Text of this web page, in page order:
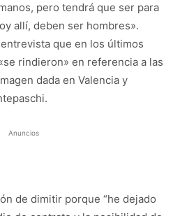
pero tendrá que ser para
allí, deben ser hombres».
que en los últimos
rindieron» en referencia a las
dada en Valencia y
Anuncios
de dimitir porque “he dejado